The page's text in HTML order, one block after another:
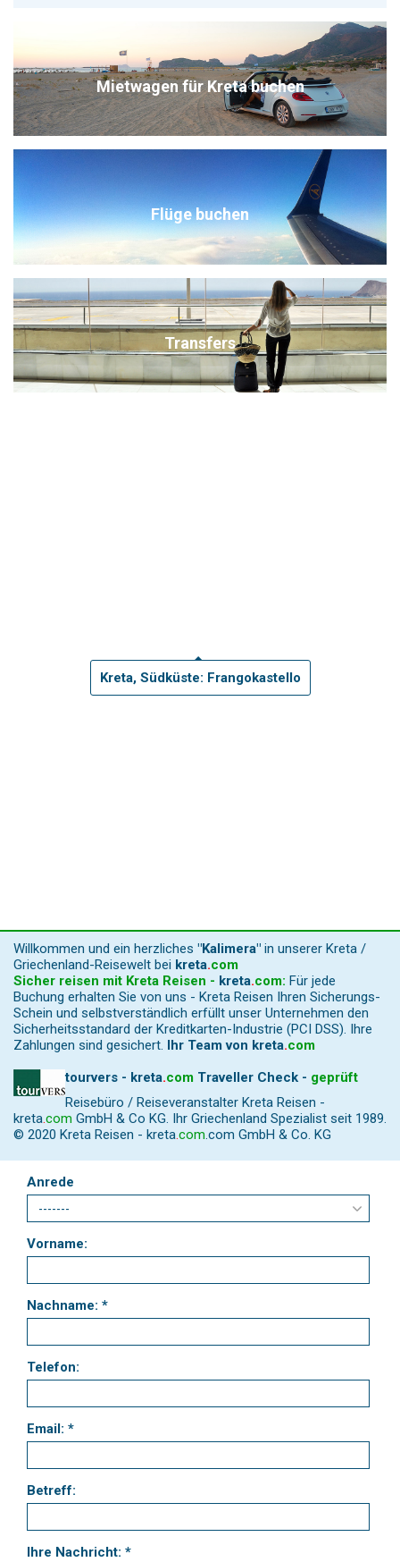
Mietwagen für Kreta buchen
Flüge buchen
Transfers
Kreta, Südküste: Frangokastello
Willkommen und ein herzliches "Kalimera" in unserer Kreta /
Griechenland-Reisewelt bei kreta.com
Sicher reisen mit Kreta Reisen - kreta.com: Für jede
Buchung erhalten Sie von uns - Kreta Reisen Ihren Sicherungs-
Schein und selbstverständlich erfüllt unser Unternehmen den
Sicherheitsstandard der Kreditkarten-Industrie (PCI DSS). Ihre
Zahlungen sind gesichert.
Ihr Team von kreta.com
tourvers - kreta.com Traveller Check - geprüft
Reisebüro / Reiseveranstalter Kreta Reisen -
kreta.com GmbH & Co KG. Ihr Griechenland Spezialist seit 1989.
© 2020 Kreta Reisen - kreta.com.com GmbH & Co. KG
Anrede
Vorname:
Nachname: *
Telefon:
Email: *
Betreff:
Ihre Nachricht: *